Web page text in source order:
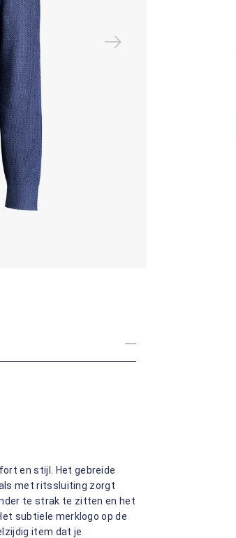
en stijl. Het gebreide
met ritssluiting zorgt
te strak te zitten en het
subtiele merklogo op de
item dat je